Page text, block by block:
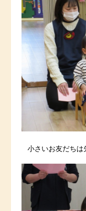
小さいお友だちは